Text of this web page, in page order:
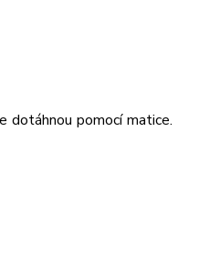
dotáhnou pomocí matice.